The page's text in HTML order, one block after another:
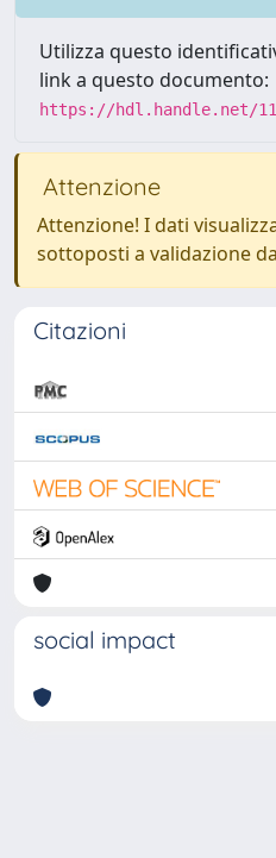
Utilizza questo
link a questo documento:
https://hdl.handle.net/
Attenzione
Attenzione! I dati
sottoposti a validazione
Citazioni
social impact